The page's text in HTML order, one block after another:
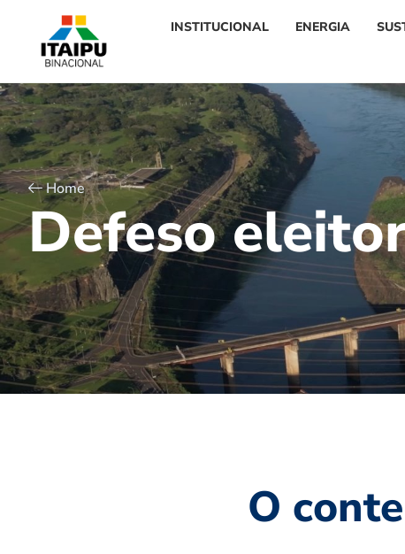
INSTITUCIONAL ENERGIA
Home
Defeso eleito
O